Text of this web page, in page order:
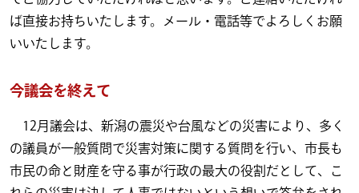
ば直接お持ちいたします。メール・電話等でよろしくお願
いいたします。
今議会を終えて
12月議会は、新潟の震災や台風などの災害により、多く
の議員が一般質問で災害対策に関する質問を行い、市長も
市民の命と財産を守る事が行政の最大の役割だとして、こ